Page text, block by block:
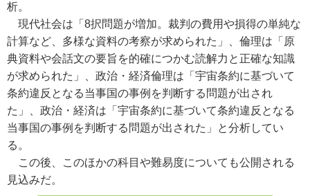
析。
現代社会は「8択問題が増加。裁判の費用や損得の単純な
計算など、多様な資料の考察が求められた」、倫理は「原
典資料や会話文の要旨を的確につかむ読解力と正確な知識
が求められた」、政治・経済倫理は「宇宙条約に基づいて
条約違反となる当事国の事例を判断する問題が出され
た」、政治・経済は「宇宙条約に基づいて条約違反となる
当事国の事例を判断する問題が出された」と分析してい
る。
この後、このほかの科目や難易度についても公開される
見込みだ。